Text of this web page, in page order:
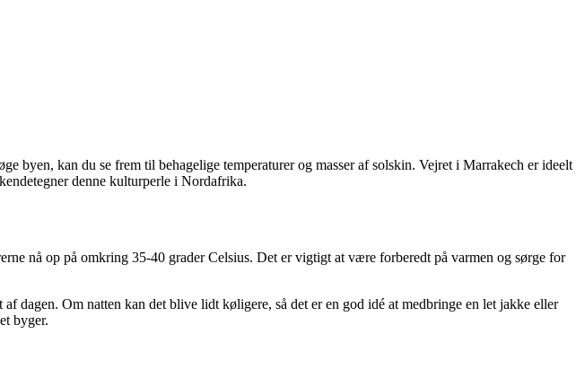
byen, kan du se frem til behagelige temperaturer og masser af solskin. Vejret i Marrakech er ideelt
denne kulturperle i Nordafrika.
nå op på omkring 35-40 grader Celsius. Det er vigtigt at være forberedt på varmen og sørge for
dagen. Om natten kan det blive lidt køligere, så det er en god idé at medbringe en let jakke eller
byger.